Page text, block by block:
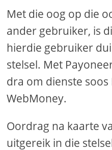
Met die oog op die
ander gebruiker, is
hierdie gebruiker
stelsel. Met
dra om dienste soos
WebMoney.
Oordrag na kaarte
uitgereik in die